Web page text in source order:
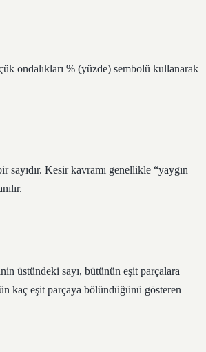
ondalıkları % (yüzde) sembolü kullanarak
Kesir kavramı genellikle “yaygın
üstündeki sayı, bütünün eşit parçalara
kaç eşit parçaya bölündüğünü gösteren